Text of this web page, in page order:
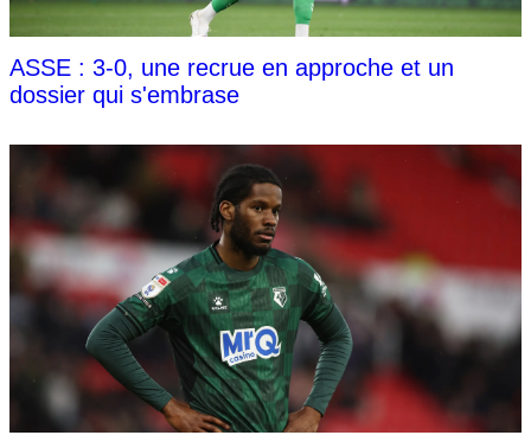
ASSE : 3-0, une recrue en approche et un
dossier qui s'embrase